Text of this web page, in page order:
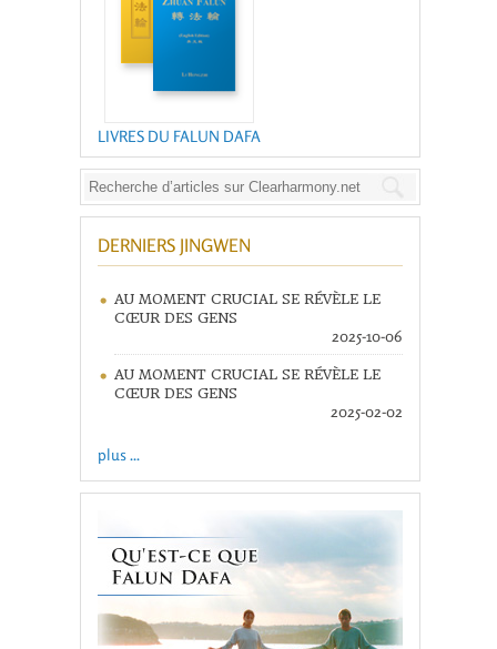
LIVRES DU FALUN DAFA
DERNIERS JINGWEN
AU MOMENT CRUCIAL SE RÉVÈLE LE
CŒUR DES GENS
2025-10-06
AU MOMENT CRUCIAL SE RÉVÈLE LE
CŒUR DES GENS
2025-02-02
plus ...